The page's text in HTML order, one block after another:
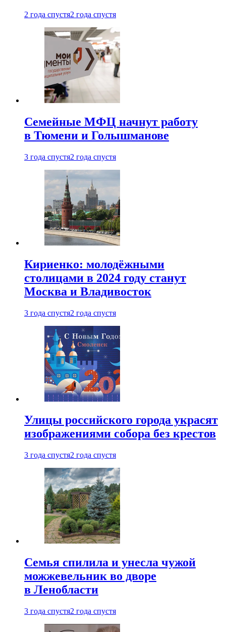
2 года спустя2 года спустя
Семейные МФЦ начнут работу
в Тюмени и Голышманове
3 года спустя2 года спустя
Кириенко: молодёжными
столицами в 2024 году станут
Москва и Владивосток
3 года спустя2 года спустя
Улицы российского города украсят
изображениями собора без крестов
3 года спустя2 года спустя
Семья спилила и унесла чужой
можжевельник во дворе
в Ленобласти
3 года спустя2 года спустя